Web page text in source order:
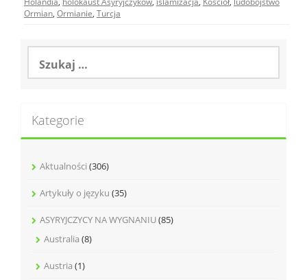
Ormian, Ormianie, Turcja
Szukaj:
Kategorie
Aktualności (306)
Artykuły o języku (35)
ASYRYJCZYCY NA WYGNANIU(85)
Australia (8)
Austria (1)